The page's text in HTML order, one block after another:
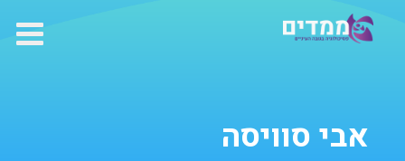
אבי סוויסה